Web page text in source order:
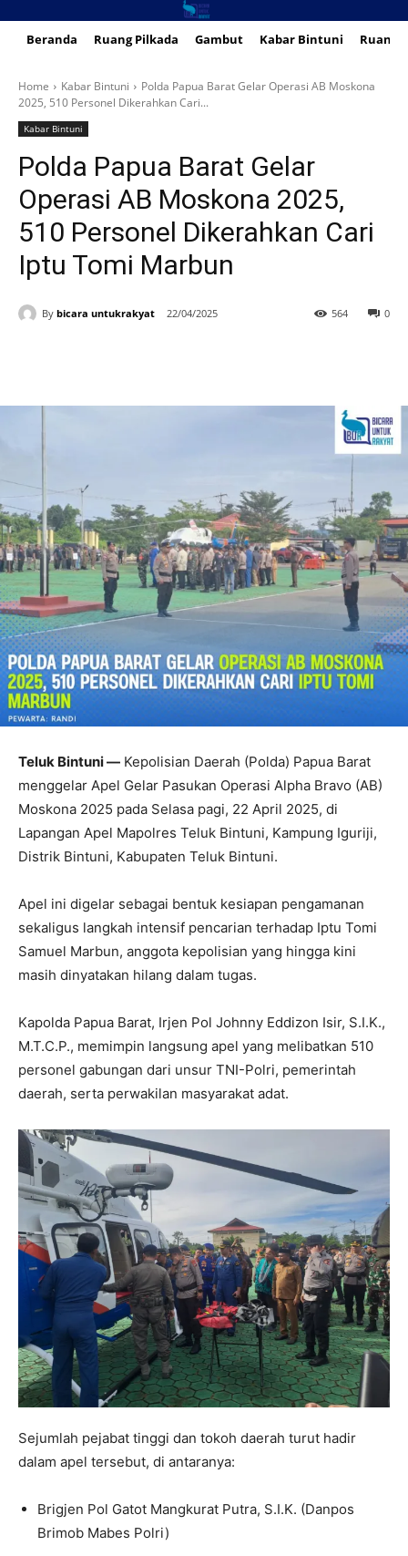
Beranda Ruang Pilkada Gambut Kabar Bintuni Ruang
Home Kabar Bintuni
Polda Papua Barat Gelar Operasi AB Moskona
2025, 510 Personel Dikerahkan Cari...
Kabar Bintuni
Polda Papua Barat Gelar
Operasi AB Moskona 2025,
510 Personel Dikerahkan Cari
Iptu Tomi Marbun
By bicara untukrakyat 22/04/2025 0
564
Teluk Bintuni — Kepolisian Daerah (Polda) Papua Barat
menggelar Apel Gelar Pasukan Operasi Alpha Bravo (AB)
Moskona 2025 pada Selasa pagi, 22 April 2025, di
Lapangan Apel Mapolres Teluk Bintuni, Kampung Iguriji,
Distrik Bintuni, Kabupaten Teluk Bintuni.
Apel ini digelar sebagai bentuk kesiapan pengamanan
sekaligus langkah intensif pencarian terhadap Iptu Tomi
Samuel Marbun, anggota kepolisian yang hingga kini
masih dinyatakan hilang dalam tugas.
Kapolda Papua Barat, Irjen Pol Johnny Eddizon Isir, S.I.K.,
M.T.C.P., memimpin langsung apel yang melibatkan 510
personel gabungan dari unsur TNI-Polri, pemerintah
daerah, serta perwakilan masyarakat adat.
Sejumlah pejabat tinggi dan tokoh daerah turut hadir
dalam apel tersebut, di antaranya:
Brigjen Pol Gatot Mangkurat Putra, S.I.K. (Danpos
Brimob Mabes Polri)